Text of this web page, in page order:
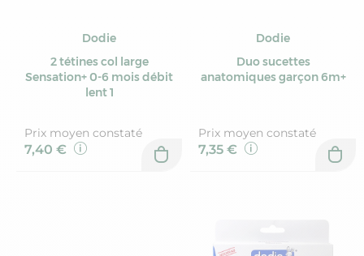
Dodie
2 tétines col large
Sensation+ 0-6 mois débit
lent 1
Prix moyen constaté
7,40 €
Dodie
Duo sucettes
anatomiques garçon 6m+
Prix moyen constaté
7,35 €